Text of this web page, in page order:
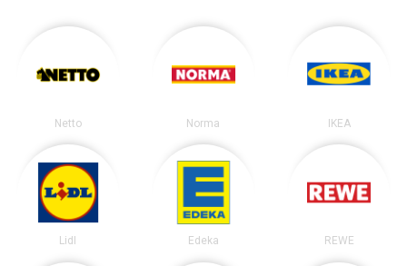
Netto Norma IKEA
Lidl Edeka REWE